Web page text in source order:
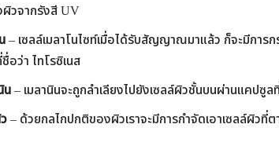
วจากรังสี UV
– เซลล์เมลาโนไซท์เมื่อได้รับสัญญาณมาแล้ว ก็จะมีการ
อว่า ไทโรซิเนส
น– เมลานินจะถูกลำเลียงไปยังเซลล์ผิวชั้นบนผ่านแคปซูล
– ด้วยกลไกปกติของผิวเราจะมีการกำจัดเอาเซลล์ผิว